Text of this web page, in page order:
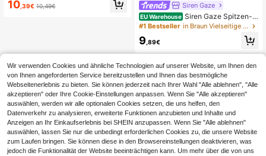
Fit Micro Crop Top für den täglichen
10 ,39€ 10,49€ Siren Gaze
EU Warehouse Siren Gaze Spitzen-P
atchwork Twist Knoten Schulterfrei
Top, elegantes figurbetontes Dame
n Top, Karnevals Top, lässiger Som
sikfestival
#1 Bestseller in Braun Vielseitige Alltagsoberteile
9 ,89€
Wir verwenden Cookies und ähnliche Technologien auf unserer Website, um Ihnen den
von Ihnen angeforderten Service bereitzustellen und Ihnen das bestmögliche
Webseitenerlebnis zu bieten. Sie können jederzeit nach Ihrer Wahl "Alle ablehnen", "Alle
akzeptieren" oder Ihre Cookie-Einstellungen anpassen. Wenn Sie "Alle akzeptieren"
auswählen, werden wir alle optionalen Cookies setzen, die uns helfen, den
Datenverkehr zu analysieren, erweiterte Funktionen anzubieten und Inhalte und
Anzeigen an Ihr Einkaufserlebnis bei SHEIN anzupassen. Wenn Sie "Alle ablehnen"
auswählen, lassen Sie nur die unbedingt erforderlichen Cookies zu, die unsere Website
zum Laufen bringen. Sie können diese in den Browsereinstellungen deaktivieren, was
jedoch die Funktionalität der Website beeinträchtigen kann. Um mehr über die von uns